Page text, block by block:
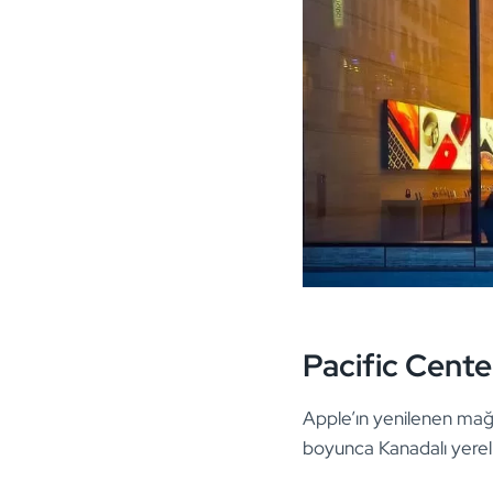
Pacific
Apple’ın yenilenen
boyunca Kanadalı